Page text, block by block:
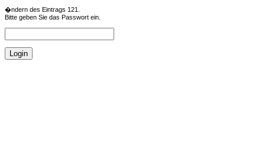
�ndern des Eintrags 121.
Bitte geben Sie das Passwort ein.